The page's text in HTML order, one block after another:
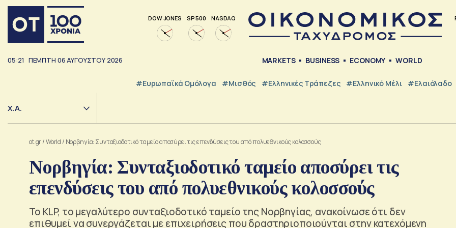
DOW JONES SP 500 NASDAQ
05:21 ΠΕΜΠΤΗ 06ΑΥΓΟΥΣΤΟΥ 2026 MARKETS BUSINESS ECONOMY WORLD
#Ευρωπαϊκά Ομόλογα #Μισθός #ελληνικές Τράπεζες #Ελληνικό Μέλι #Ελαιόλαδο
Χ.Α.
ot.gr/World / Νορβηγία: Συνταξιοδοτικό ταμείο αποσύρει τις επενδύσεις του από πολυεθνικούς κολοσσούς
Νορβηγία: Συνταξιοδοτικό ταμείο αποσύρει τις
επενδύσεις του από πολυεθνικούς κολοσσούς
Το KLP, το μεγαλύτερο συνταξιοδοτικό ταμείο της Νορβηγίας, ανακοίνωσε ότι δεν
επιθυμεί να συνεργάζεται με επιχειρήσεις που δραστηριοποιούνται στην κατεχόμενη